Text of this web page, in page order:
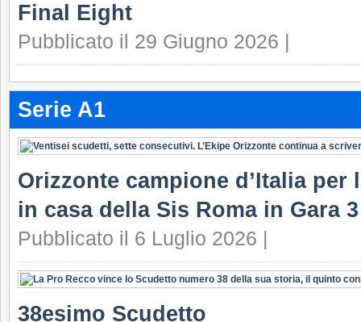
Final Eight
Pubblicato il 29 Giugno 2026 |
Serie A1
Orizzonte campione d’Italia per
in casa della Sis Roma in Gara
Pubblicato il 6 Luglio 2026 |
38esimo Scudetto